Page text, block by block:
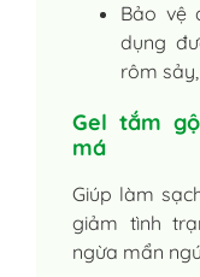
Bảo vệ
dụng
rôm
Gel tắm
má
Giúp làm
giảm tình
ngừa mẩn